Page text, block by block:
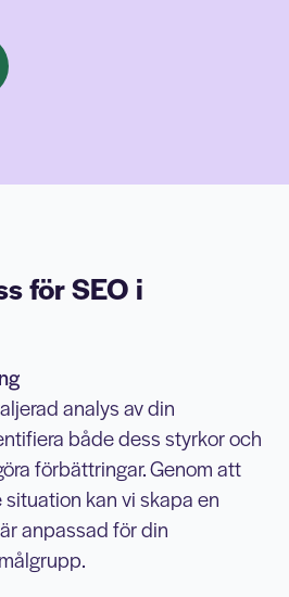
för SEO i
analys av din
både dess styrkor och
förbättringar. Genom att
kan vi skapa en
anpassad för din